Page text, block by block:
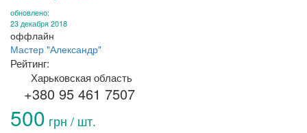
обновлено:
23 декабря 2018
оффлайн
Мастер "Александр"
Рейтинг:
Харьковская область
+380 95 461 7507
500 грн / шт.